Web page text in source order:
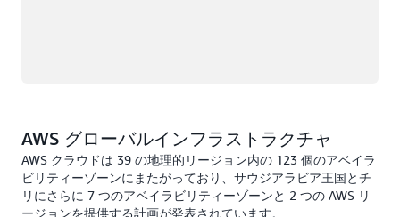
AWS グローバルインフラストラクチャ
AWS クラウドは 39 の地理的リージョン内の 123 個のアベイラ
ビリティーゾーンにまたがっており、サウジアラビア王国とチ
リにさらに 7 つのアベイラビリティーゾーンと 2 つの AWS リ
ージョンを提供する計画が発表されています。